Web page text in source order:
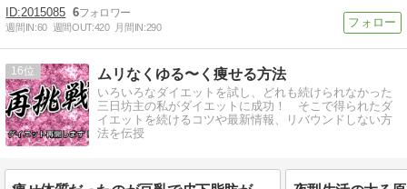
2015085 6
週間IN:60 週間OUT:420 月間IN:290
16 ムリなくゆる〜く痩せる方法
いろいろなダイエットを試し、どれも続けられなかった
三日坊主の私がダイエットに成功！ そこで得られたダ
イエットを続けるコツや最新情報、リバウンドしない方
法を伝授